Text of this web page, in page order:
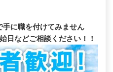
に職を付けてみません
日などご相談ください！！